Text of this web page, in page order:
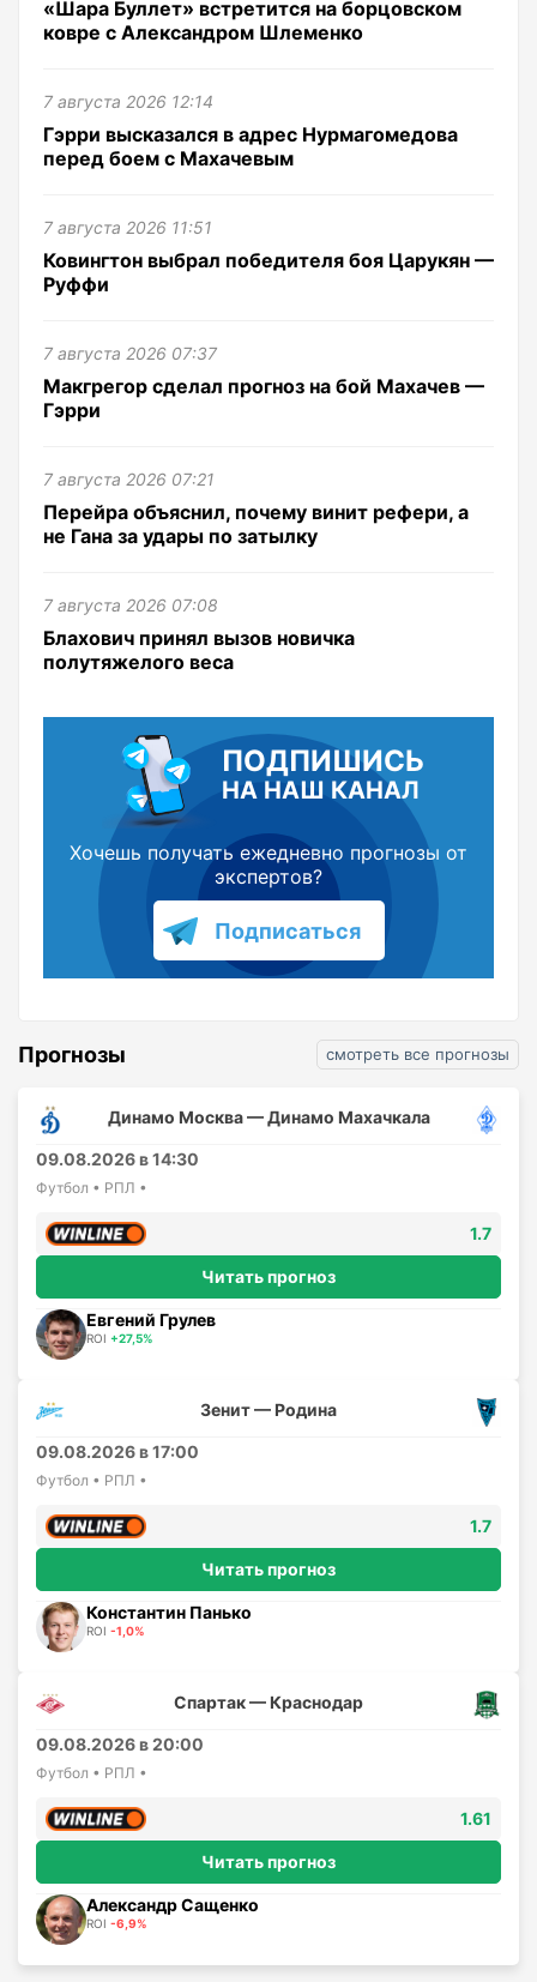
«Шара Буллет» встретится на борцовском
ковре с Александром Шлеменко
7 августа 2026 12:14
Гэрри высказался в адрес Нурмагомедова
перед боем с Махачевым
7 августа 2026 11:51
Ковингтон выбрал победителя боя Царукян —
Руффи
7 августа 2026 07:37
Макгрегор сделал прогноз на бой Махачев —
Гэрри
7 августа 2026 07:21
Перейра объяснил, почему винит рефери, а
не Гана за удары по затылку
7 августа 2026 07:08
Блахович принял вызов новичка
полутяжелого веса
ПОДПИШИСЬ
НА НАШ КАНАЛ
Хочешь получать ежедневно прогнозы от
экспертов?
Подписаться
Прогнозы смотреть все прогнозы
Динамо Москва — Динамо Махачкала
09.08.2026 в 14:30
Футбол • РПЛ •
1.7
Читать прогноз
Евгений Грулев
ROI +27,5%
Зенит — Родина
09.08.2026 в 17:00
Футбол • РПЛ •
1.7
Читать прогноз
Константин Панько
ROI -1,0%
Спартак — Краснодар
09.08.2026 в 20:00
Футбол • РПЛ •
1.61
Читать прогноз
Александр Сащенко
ROI -6,9%